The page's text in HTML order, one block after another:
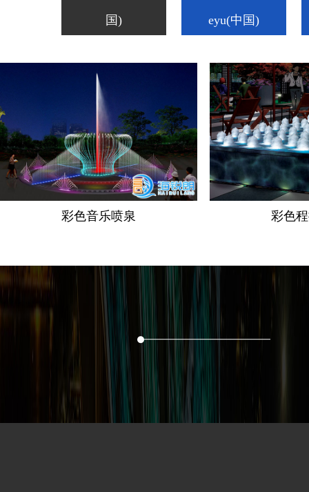
国) eyu(中国)
彩色音乐喷泉 彩色